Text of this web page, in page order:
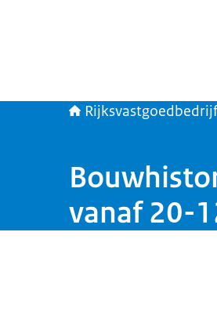
Rijksvastgoedbedrijf
vanaf 20-